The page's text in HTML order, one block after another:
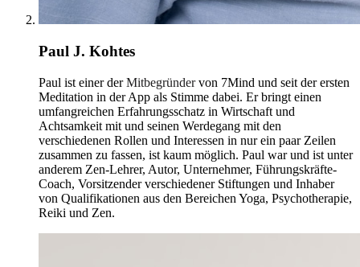
Paul J. Kohtes
Paul ist einer derMitbegründervon 7Mind und seit der ersten
Meditation in der App als Stimme dabei. Er bringt einen
umfangreichen Erfahrungsschatz in Wirtschaft und
Achtsamkeit mit und seinen Werdegang mit den
verschiedenen Rollen und Interessen in nur ein paar Zeilen
zusammen zu fassen, ist kaum möglich. Paul war und ist unter
anderem Zen-Lehrer, Autor, Unternehmer, Führungskräfte-
Coach, Vorsitzender verschiedener Stiftungen und Inhaber
von Qualifikationen aus den Bereichen Yoga, Psychotherapie,
Reiki und Zen.